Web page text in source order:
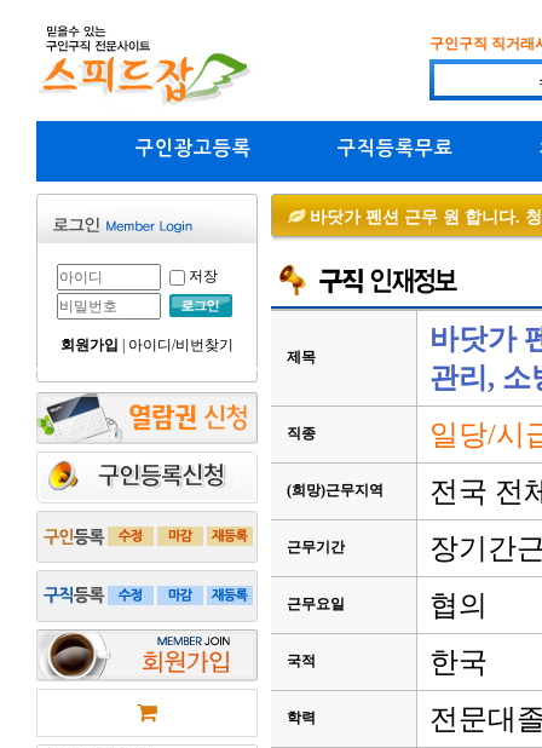
구인구직 직거래
구인광고등록 구직등록무료
저장
회원가입 아이디/비번찾기
바닷가 펜션 근무 원 합니다.
제목
바닷가
관리, 소
직종 일당/시
(희망)근무지역 전국 전
근무기간 장기간
근무요일 협의
국적 한국
학력 전문대